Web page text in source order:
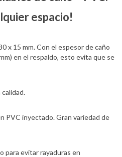
espacio!
x 15 mm. Con el espesor de caño
en el respaldo, esto evita que se
PVC inyectado. Gran variedad de
para evitar rayaduras en